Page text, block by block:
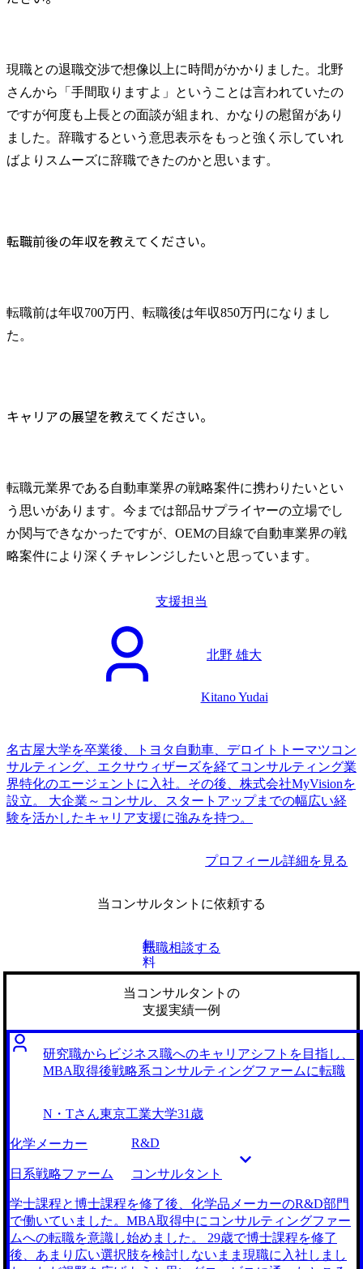
現職との退職交渉で想像以上に時間がかかりました。北野
さんから「手間取りますよ」ということは言われていたの
ですが何度も上長との面談が組まれ、かなりの慰留があり
ました。辞職するという意思表示をもっと強く示していれ
ばよりスムーズに辞職できたのかと思います。
転職前後の年収を教えてください。
転職前は年収700万円、転職後は年収850万円になりまし
た。
キャリアの展望を教えてください。
転職元業界である自動車業界の戦略案件に携わりたいとい
う思いがあります。今までは部品サプライヤーの立場でし
か関与できなかったですが、OEMの目線で自動車業界の戦
略案件により深くチャレンジしたいと思っています。
支援担当
北野 雄大
Kitano Yudai
名古屋大学を卒業後、トヨタ自動車、デロイトトーマツコン
サルティング、エクサウィザーズを経てコンサルティング業
界特化のエージェントに入社。その後、株式会社MyVisionを
設立。 大企業～コンサル、スタートアップまでの幅広い経
験を活かしたキャリア支援に強みを持つ。
プロフィール詳細を見る
当コンサルタントに依頼する
無
料
転職相談する
当コンサルタントの
支援実績一例
研究職からビジネス職へのキャリアシフトを目指し、
MBA取得後戦略系コンサルティングファームに転職
N・Tさん東京工業大学31歳
化学メーカー R&D
日系戦略ファーム コンサルタント
学士課程と博士課程を修了後、化学品メーカーのR&D部門
で働いていました。MBA取得中にコンサルティングファー
ムへの転職を意識し始めました。 29歳で博士課程を修了
後、あまり広い選択肢を検討しないまま現職に入社しまし